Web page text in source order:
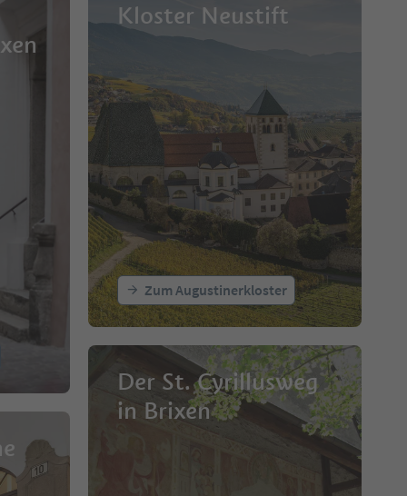
Kloster Neustift
Zum Augustinerkloster
Der St. Cyrillusweg
in Brixen